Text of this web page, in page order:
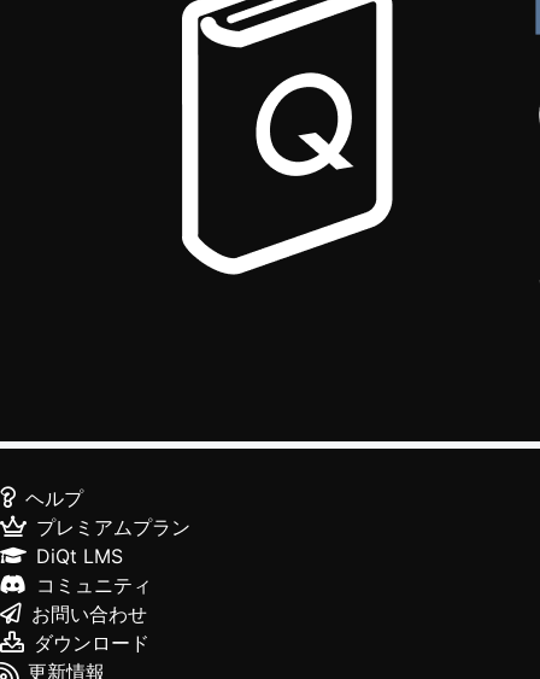
ヘルプ
プレミアムプラン
DiQt LMS
コミュニティ
お問い合わせ
ダウンロード
更新情報